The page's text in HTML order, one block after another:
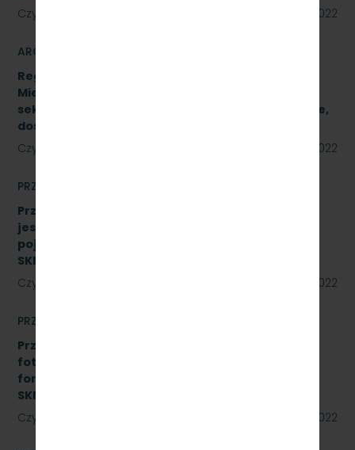
Czytaj dalej
23 sierpnia 2022
ARCHIWUM
Regulamin Udzielania przez PKP Szybka Kolej
Miejska w Trójmieście Sp. z o.o. zamówień
sektorowych podprogowych na roboty budowlane,
dostawy i usługi
Czytaj dalej
23 sierpnia 2022
PRZETARGI
Przetarg nieograniczony, którego przedmiotem
jest wykonanie czynności naprawczych na
pojeździe kolejowym EN57-1758. Znak:
SKMMU.086.51.22
Czytaj dalej
18 sierpnia 2022
PRZETARGI
Przetarg nieograniczony na realizację instalacji
fotowoltaicznej o łącznej mocy do 50 kWp w
formule Zaprojektuj i wybuduj. Znak:
SKMMU.086.45.22
Czytaj dalej
12 sierpnia 2022